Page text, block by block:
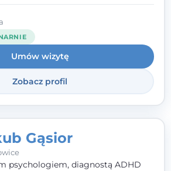
Zachowania (RTZ). Dużą wagę
do relacji opartej na empatii,
bezpieczeństwa i wzajemnym
Umów wizytę
Zobacz profil
Gąsior
psychologiem, diagnostą ADHD